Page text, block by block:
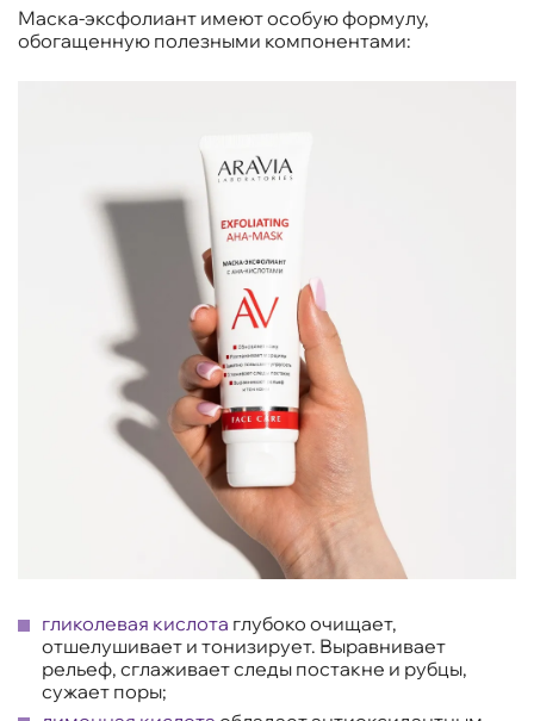
Маска-эксфолиант имеют особую формулу,
обогащенную полезными компонентами:
гликолевая кислота глубоко очищает,
отшелушивает и тонизирует. Выравнивает
рельеф, сглаживает следы постакне и рубцы,
сужает поры;